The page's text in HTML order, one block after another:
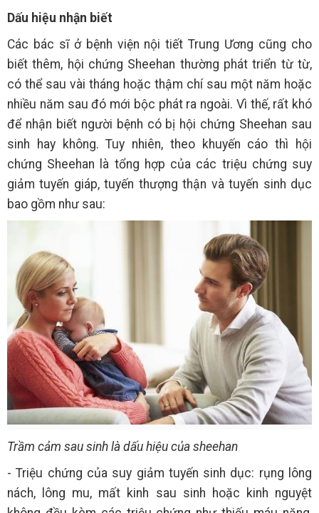
Dấu hiệu nhận biết
Các bác sĩ ở bệnh viện nội tiết Trung Ương cũng cho
biết thêm, hội chứng Sheehan thường phát triển từ từ,
có thể sau vài tháng hoặc thậm chí sau một năm hoặc
nhiều năm sau đó mới bộc phát ra ngoài. Vì thế, rất khó
để nhận biết người bệnh có bị hội chứng Sheehan sau
sinh hay không. Tuy nhiên, theo khuyến cáo thì hội
chứng Sheehan là tổng hợp của các triệu chứng suy
giảm tuyến giáp, tuyến thượng thận và tuyến sinh dục
bao gồm như sau:
Trầm cảm sau sinh là dấu hiệu của sheehan
- Triệu chứng của suy giảm tuyến sinh dục: rụng lông
nách, lông mu, mất kinh sau sinh hoặc kinh nguyệt